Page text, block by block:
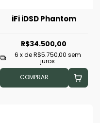
iFi iDSD Phantom
R$34.500,00
6 x deR$5.750,00 sem
juros
COMPRAR